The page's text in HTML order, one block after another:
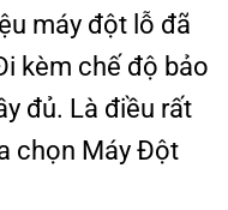
máy đột lỗ đã
kèm chế độ bảo
đủ. Là điều rất
chọn Máy Đột